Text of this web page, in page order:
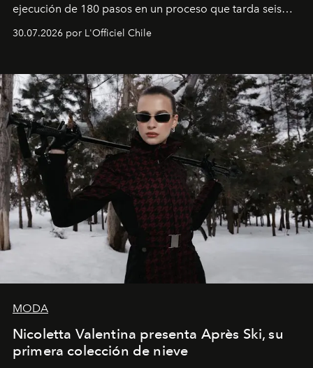
ejecución de 180 pasos en un proceso que tarda seis
semanas. Los expertos ponen en práctica una técnica
que se enseña solamente en la escuela de formación de
30.07.2026 por L'Officiel Chile
MODA
Nicoletta Valentina presenta Après Ski, su
primera colección de nieve